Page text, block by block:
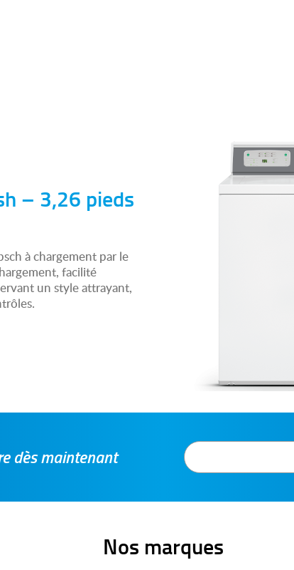
– 3,26 pieds
à chargement par le
facilité
un style attrayant,
dès maintenant
Nos marques